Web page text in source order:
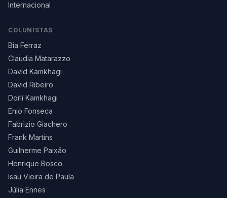
Internacional
COLUNISTAS
Bia Ferraz
Claudia Matarazzo
David Kamkhagi
David Ribeiro
Dorli Kamkhagi
Enio Fonseca
Fabrizio Giachero
Frank Martins
Guilherme Paixão
Henrique Bosco
Isau Vieira de Paula
Júlia Ennes